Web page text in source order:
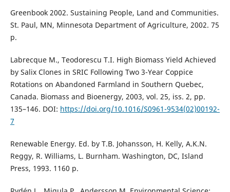
Greenbook 2002. Sustaining People, Land and Communities.
St. Paul, MN, Minnesota Department of Agriculture, 2002. 75
р.
Labrecque M., Teodorescu T.I. High Biomass Yield Achieved
by Salix Clones in SRIC Following Two 3-Year Coppice
Rotations on Abandoned Farmland in Southern Quebec,
Canada. Biomass and Bioenergy, 2003, vol. 25, iss. 2, pp.
135–146. DOI: https://doi.org/10.1016/S0961-9534(02)00192-
7
Renewable Energy. Ed. by T.B. Johansson, H. Kelly, A.K.N.
Reggy, R. Williams, L. Burnham. Washington, DC, Island
Press, 1993. 1160 p.